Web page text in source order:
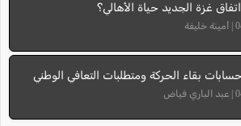
غزة الجديد حياة الأهالي؟
بقاء الحركة ومتطلبات التعافي الوطني